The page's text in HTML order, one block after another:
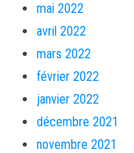
mai 2022
avril 2022
mars 2022
février 2022
janvier 2022
décembre 2021
novembre 2021